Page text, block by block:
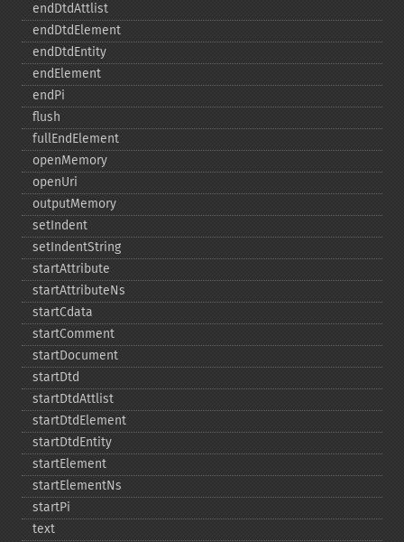
endDtdAttlist
endDtdElement
endDtdEntity
endElement
endPi
flush
fullEndElement
openMemory
openUri
outputMemory
setIndent
setIndentString
startAttribute
startAttributeNs
startCdata
startComment
startDocument
startDtd
startDtdAttlist
startDtdElement
startDtdEntity
startElement
startElementNs
startPi
text